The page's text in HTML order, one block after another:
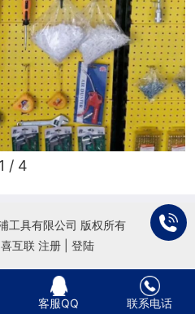
1 / 4
工具有限公司 版权所有
互联 注册| 登陆
客服QQ 联系电话